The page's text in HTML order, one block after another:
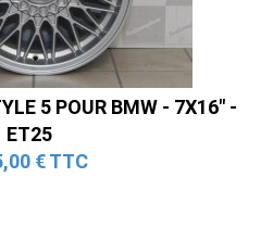
5 POUR BMW - 7X16" -
ET25
€ TTC